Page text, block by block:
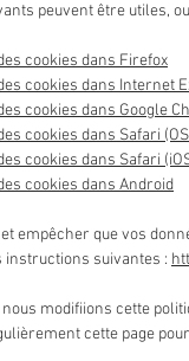
peuvent être utiles,
cookies dans Firefox
cookies dans Internet
cookies dans Google
cookies dans Safari
cookies dans Safari
cookies dans Android
empêcher que vos
instructions suivantes :
nous modifiions cette
cette page